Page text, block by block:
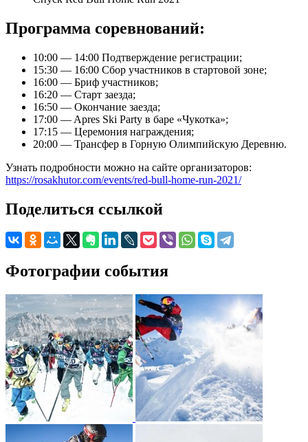
Программа соревнований:
10:00 — 14:00 Подтверждение регистрации;
15:30 — 16:00 Сбор участников в стартовой зоне;
16:00 — Бриф участников;
16:20 — Старт заезда;
16:50 — Окончание заезда;
17:00 — Apres Ski Party в баре «Чукотка»;
17:15 — Церемония награждения;
20:00 — Трансфер в Горную Олимпийскую Деревню.
Узнать подробности можно на сайте организаторов:
https://rosakhutor.com/events/red-bull-home-run-2021/
Поделиться ссылкой
Фотографии события